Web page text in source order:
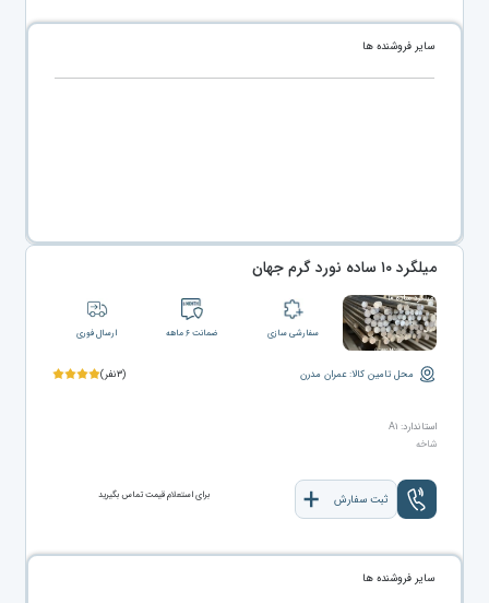
سایر فروشنده ها
میلگرد ۱۰ ساده نورد گرم جهان
سفارشی سازی ضمانت ۶ ماهه ارسال فوری
محل تامین کالا: عمران مدرن (۳نفر)
استاندارد: A۱
شاخه
ثبت سفارش برای استعلام قیمت تماس بگیرید
سایر فروشنده ها